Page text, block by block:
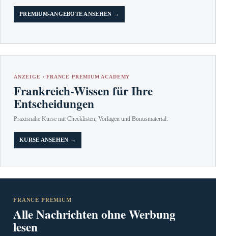
PREMIUM-ANGEBOTE ANSEHEN →
ANZEIGE · FRANCE PREMIUM ACADEMY
Frankreich-Wissen für Ihre
Entscheidungen
Praxisnahe Kurse mit Checklisten, Vorlagen und Bonusmaterial.
KURSE ANSEHEN →
FRANCE PREMIUM
Alle Nachrichten ohne Werbung
lesen